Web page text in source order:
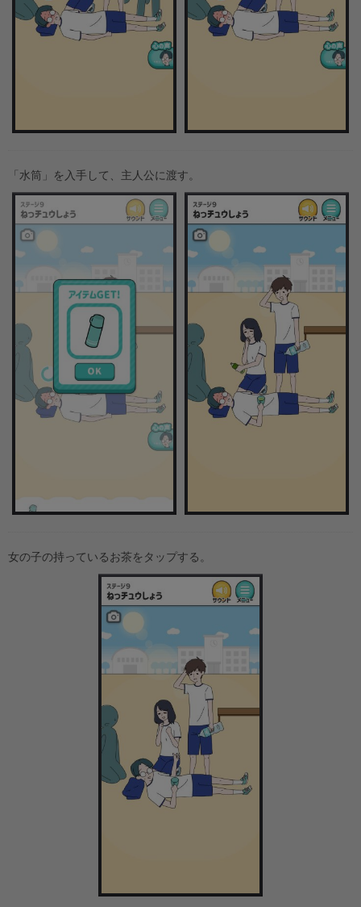
「水筒」を入手して、主人公に渡す。
女の子の持っているお茶をタップする。